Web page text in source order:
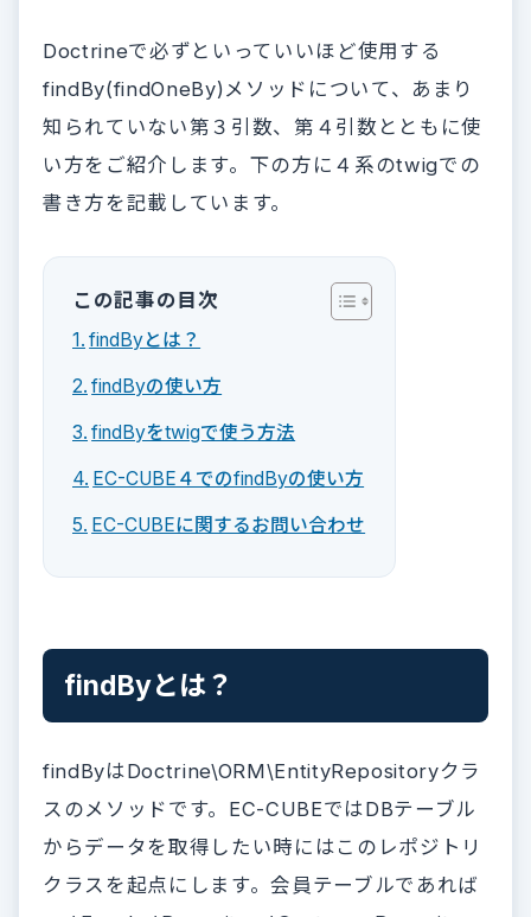
Doctrineで必ずといっていいほど使用する
findBy(findOneBy)メソッドについて、あまり
知られていない第３引数、第４引数とともに使
い方をご紹介します。下の方に４系のtwigでの
書き方を記載しています。
この記事の目次
findByとは？
findByの使い方
findByをtwigで使う方法
EC-CUBE４でのfindByの使い方
EC-CUBEに関するお問い合わせ
findByとは？
findByはDoctrine\ORM\EntityRepositoryクラ
スのメソッドです。EC-CUBEではDBテーブル
からデータを取得したい時にはこのレポジトリ
クラスを起点にします。会員テーブルであれば